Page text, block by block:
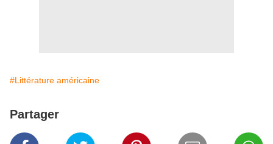
#Littérature américaine
Partager